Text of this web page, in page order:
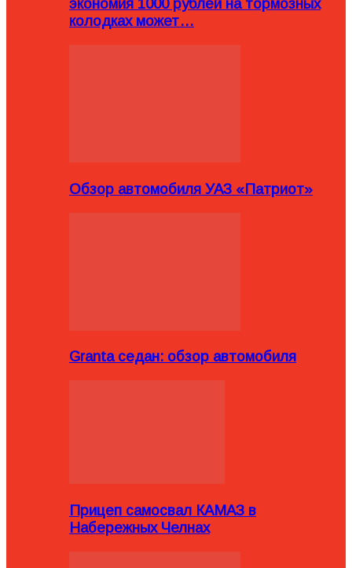
экономия 1000 рублей на тормозных
колодках может…
Обзор автомобиля УАЗ «Патриот»
Granta седан: обзор автомобиля
Прицеп самосвал КАМАЗ в
Набережных Челнах